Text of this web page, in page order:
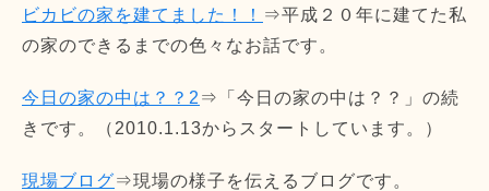
ビカビの家を建てました！！ ⇒平成２０年に建てた私
の家のできるまでの色々なお話です。
今日の家の中は？？2 ⇒「今日の家の中は？？」の続
きです。（2010.1.13からスタートしています。）
現場ブログ⇒現場の様子を伝えるブログです。